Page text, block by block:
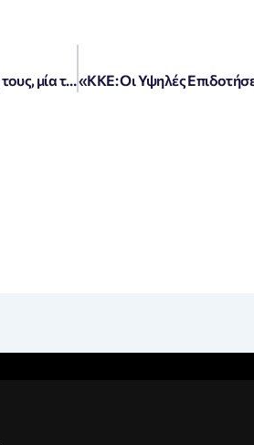
Φονικό τροχαίο στην Κορινθία: Δύο γυναίκες χάνουν τη ζωή τους, μία τραυματίας κοντά στη Λίμνη Βουλιαγμένης